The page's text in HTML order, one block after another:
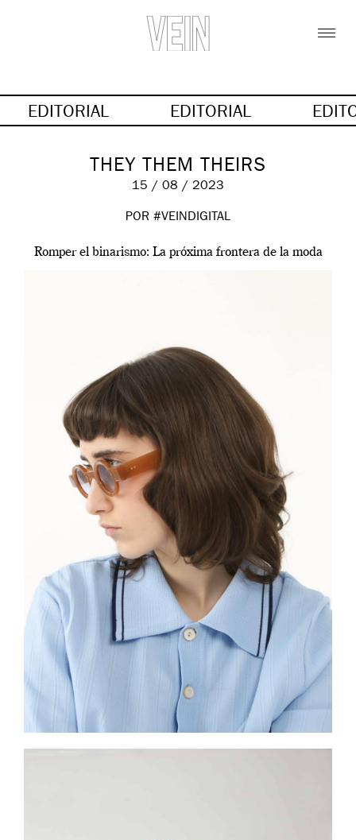
EDITORIAL EDITORIAL
THEY THEM THEIRS
15 / 08 / 2023
POR #VEINDIGITAL
Romper el binarismo: La próxima frontera de la moda